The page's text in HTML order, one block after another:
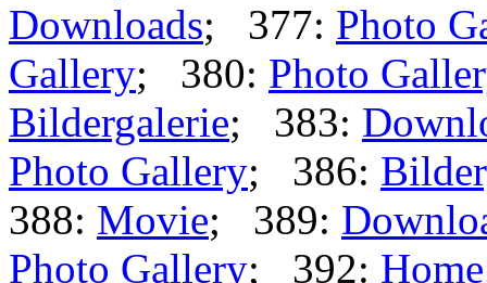
Downloads; 377: Photo
Gallery; 380: Photo
Bildergalerie; 383:
Photo Gallery; 386:
388: Movie; 389:
Photo Gallery; 392: Home